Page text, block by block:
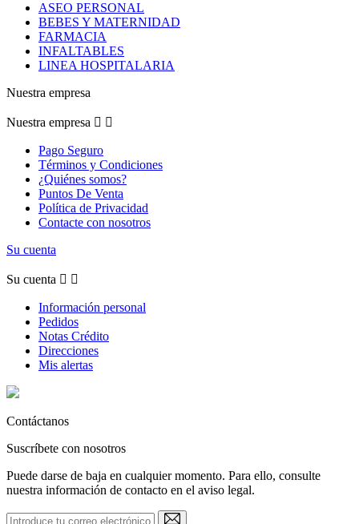
ASEO PERSONAL
BEBES Y MATERNIDAD
FARMACIA
INFALTABLES
LINEA HOSPITALARIA
Nuestra empresa
Nuestra empresa  
Pago Seguro
Términos y Condiciones
¿Quiénes somos?
Puntos De Venta
Política de Privacidad
Contacte con nosotros
Su cuenta
Su cuenta  
Información personal
Pedidos
Notas Crédito
Direcciones
Mis alertas
Contáctanos
Suscríbete con nosotros
Puede darse de baja en cualquier momento. Para ello, consulte
nuestra información de contacto en el aviso legal.